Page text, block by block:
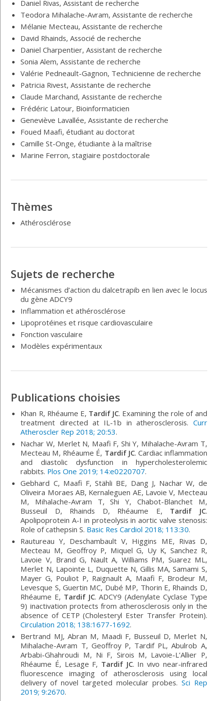
Daniel Rivas, Assistant de recherche
Teodora Mihalache-Avram, Assistante de recherche
Mélanie Mecteau, Assistante de recherche
David Rhainds, Associé de recherche
Daniel Charpentier, Assistant de recherche
Sonia Alem, Assistante de recherche
Valérie Pedneault-Gagnon, Technicienne de recherche
Patricia Rivest, Assistante de recherche
Claude Marchand, Assistante de recherche
Frédéric Latour, Bioinformaticien
Geneviève Lavallée, Assistante de recherche
Foued Maafi, étudiant au doctorat
Camille St-Onge, étudiante à la maîtrise
Marine Ferron, stagiaire postdoctorale
Thèmes
Athérosclérose
Sujets de recherche
Mécanismes d’action du dalcetrapib en lien avec le locus
du gène ADCY9
Inflammation et athérosclérose
Lipoprotéines et risque cardiovasculaire
Fonction vasculaire
Modèles expérimentaux
Publications choisies
Khan R, Rhéaume E, Tardif JC. Examining the role of and
treatment directed at IL-1b in atherosclerosis. Curr
Atheroscler Rep 2018; 20:53.
Nachar W, Merlet N, Maafi F, Shi Y, Mihalache-Avram T,
Mecteau M, Rhéaume É, Tardif JC. Cardiac inflammation
and diastolic dysfunction in hypercholesterolemic
rabbits. Plos One 2019; 14:e0220707.
Gebhard C, Maafi F, Stähli BE, Dang J, Nachar W, de
Oliveira Moraes AB, Kernaleguen AE, Lavoie V, Mecteau
M, Mihalache-Avram T, Shi Y, Chabot-Blanchet M,
Busseuil D, Rhainds D, Rhéaume E, Tardif JC.
Apolipoprotein A-I in proteolysis in aortic valve stenosis:
Role of cathepsin S. Basic Res Cardiol 2018; 113:30.
Rautureau Y, Deschambault V, Higgins ME, Rivas D,
Mecteau M, Geoffroy P, Miquel G, Uy K, Sanchez R,
Lavoie V, Brand G, Nault A, Williams PM, Suarez ML,
Merlet N, Lapointe L, Duquette N, Gillis MA, Samami S,
Mayer G, Pouliot P, Raignault A, Maafi F, Brodeur M,
Levesque S, Guertin MC, Dubé MP, Thorin E, Rhainds D,
Rhéaume E, Tardif JC. ADCY9 (Adenylate Cyclase Type
9) inactivation protects from atherosclerosis only in the
absence of CETP (Cholesteryl Ester Transfer Protein).
Circulation 2018; 138:1677-1692.
Bertrand MJ, Abran M, Maadi F, Busseuil D, Merlet N,
Mihalache-Avram T, Geoffroy P, Tardif PL, Abulrob A,
Arbabi-Ghahroudi M, Ni F, Sirois M, Lavoie-L’Allier P,
Rhéaume É, Lesage F, Tardif JC. In vivo near-infrared
fluorescence imaging of atherosclerosis using local
delivery of novel targeted molecular probes. Sci Rep
2019; 9:2670.